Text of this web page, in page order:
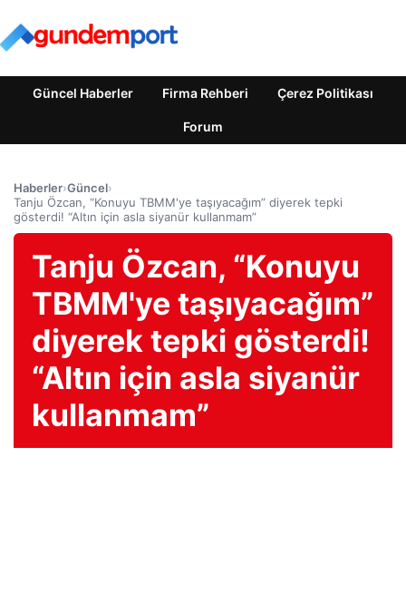
Güncel Haberler Firma Rehberi Çerez Politikası
Forum
Haberler›Güncel›
Tanju Özcan, “Konuyu TBMM'ye taşıyacağım” diyerek tepki
gösterdi! “Altın için asla siyanür kullanmam”
Tanju Özcan, “Konuyu
TBMM'ye taşıyacağım”
diyerek tepki gösterdi!
“Altın için asla siyanür
kullanmam”